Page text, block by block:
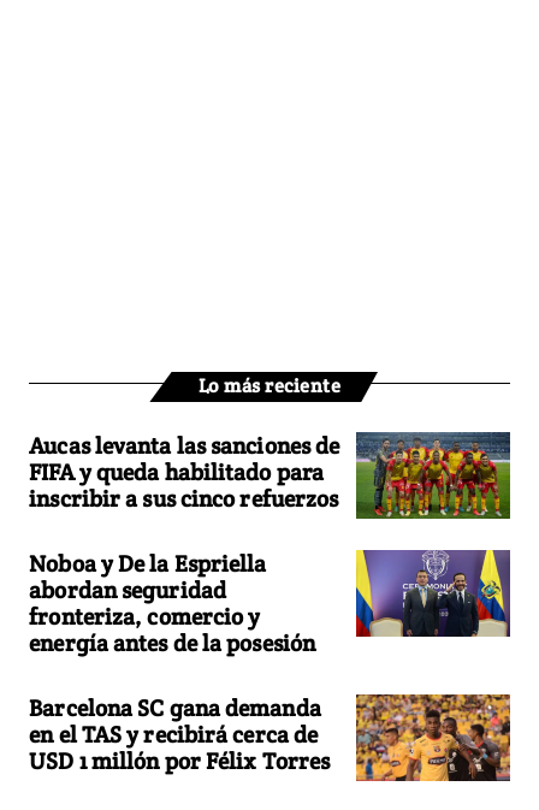
Lo más reciente
Aucas levanta las sanciones de
FIFA y queda habilitado para
inscribir a sus cinco refuerzos
Noboa y De la Espriella
abordan seguridad
fronteriza, comercio y
energía antes de la posesión
Barcelona SC gana demanda
en el TAS y recibirá cerca de
USD 1 millón por Félix Torres